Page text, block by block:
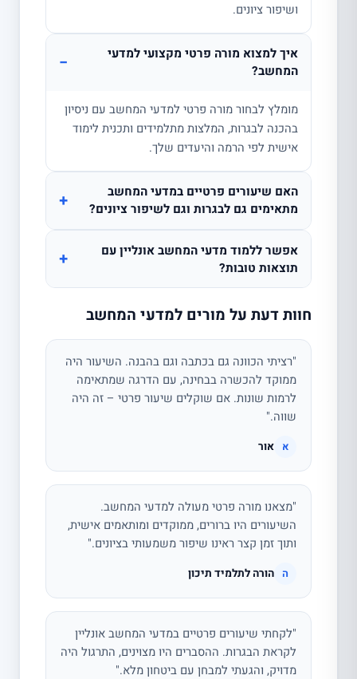
ושיפור ציונים.
איך למצוא מורה פרטי מקצועי למדעי
המחשב?
−
מומלץ לבחור מורה פרטי למדעי המחשב עם ניסיון
בהכנה לבגרות, המלצות מתלמידים ותכנית לימוד
אישית לפי הרמה והיעדים שלך.
האם שיעורים פרטיים במדעי המחשב
מתאימים גם לבגרות וגם לשיפור ציונים?
+
אפשר ללמוד מדעי המחשב אונליין עם
תוצאות טובות?
+
חוות דעת על מורים למדעי המחשב
"רציתי הכוונה גם בכתבה וגם בהבנה. השיעור היה
ממוקד להכשרה בבחינה, עם הדרגה שמתאימה
לרמות שונות. אם שוקלים שיעור פרטי – זה היה
שווה."
א אור
"מצאנו מורה פרטי מעולה למדעי המחשב.
השיעורים היו ברורים, ממוקדים ומותאמים אישית,
ותוך זמן קצר ראינו שיפור משמעותי בציונים."
ה הורה לתלמיד תיכון
"לקחתי שיעורים פרטיים במדעי המחשב אונליין
לקראת הבגרות. ההסברים היו מצוינים, התרגול היה
מדויק, והגעתי למבחן עם ביטחון מלא."